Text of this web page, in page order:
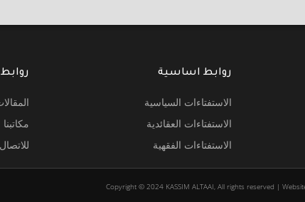
روابط اساسية
الاستفتاءات السياسية
الاستفتاءات العقائدية
الاستفتاءات الفقهية
مكاتبنا
للاتصال
Copyright © 2024 KASSIM ALTAAI, All rights reserved |